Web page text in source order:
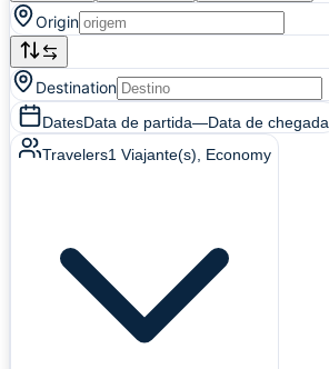
Origin
Destination
DatesData de partida—Data de chegada
Travelers1 Viajante(s) , Economy